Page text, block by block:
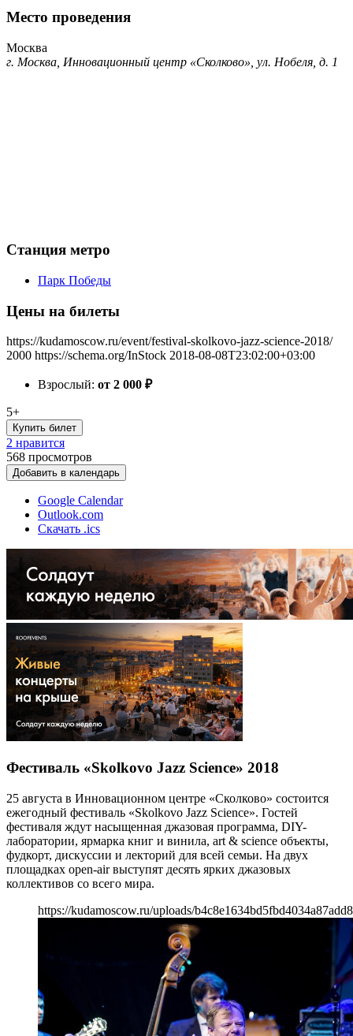
Место проведения
Москва
г. Москва, Инновационный центр «Сколково», ул. Нобеля, д. 1
Станция метро
Парк Победы
Цены на билеты
https://kudamoscow.ru/event/festival-skolkovo-jazz-science-2018/
2000 https://schema.org/InStock 2018-08-08T23:02:00+03:00
Взрослый: от 2 000 ₽
5+
Купить билет
2 нравится
568 просмотров
Добавить в календарь
Google Calendar
Outlook.com
Скачать .ics
Фестиваль «Skolkovo Jazz Science» 2018
25 августа в Инновационном центре «Сколково» состоится
ежегодный фестиваль «Skolkovo Jazz Science». Гостей
фестиваля ждут насыщенная джазовая программа, DIY-
лаборатории, ярмарка книг и винила, art & science объекты,
фудкорт, дискуссии и лекторий для всей семьи. На двух
площадках open-air выступят десять ярких джазовых
коллективов со всего мира.
https://kudamoscow.ru/uploads/